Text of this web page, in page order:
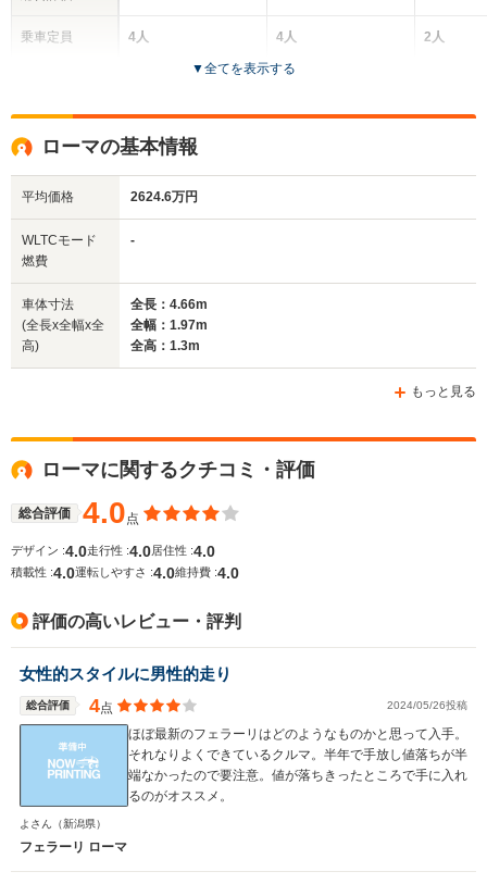
乗車定員
サイズ
(全長x全幅x全高)
WLTCモード
燃費
4人
全高
1.31m
4人
2ドア
2人
▼全てを表示する
ローマの基本情報
平均価格 2624.6万円
WLTCモード
燃費
-
車体寸法
(全長x全幅x全
高)
全長：4.66m
全幅：1.97m
全高：1.3m
もっと見る
ローマに関するクチコミ・評価
総合評価 4.0点
デザイン :4.0走行性 :4.0居住性 :4.0
積載性 :4.0運転しやすさ :4.0維持費 :4.0
評価の高いレビュー・評判
女性的スタイルに男性的走り
総合評価 4点 2024/05/26投稿
ほぼ最新のフェラーリはどのようなものかと思って入手。
それなりよくできているクルマ。半年で手放し値落ちが半
端なかったので要注意。値が落ちきったところで手に入れ
るのがオススメ。
よさん （新潟県）
フェラーリ ローマ